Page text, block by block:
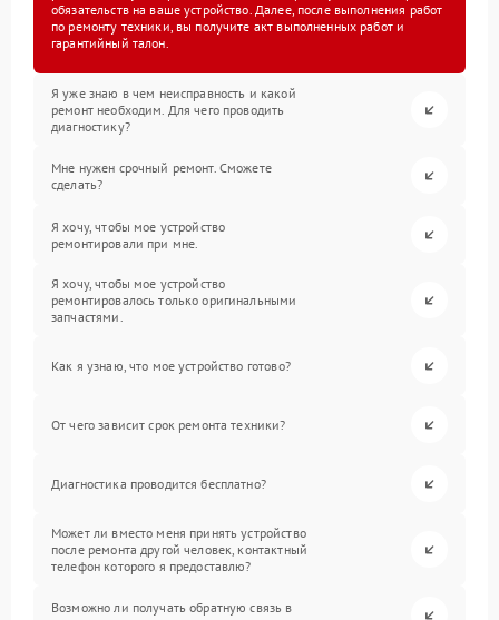
обязательств на ваше устройство. Далее, после выполнения работ
по ремонту техники, вы получите акт выполненных работ и
гарантийный талон.
Я уже знаю в чем неисправность и какой
ремонт необходим. Для чего проводить
диагностику?
Мне нужен срочный ремонт. Сможете
сделать?
Я хочу, чтобы мое устройство
ремонтировали при мне.
Я хочу, чтобы мое устройство
ремонтировалось только оригинальными
запчастями.
Как я узнаю, что мое устройство готово?
От чего зависит срок ремонта техники?
Диагностика проводится бесплатно?
Может ли вместо меня принять устройство
после ремонта другой человек, контактный
телефон которого я предоставлю?
Возможно ли получать обратную связь в